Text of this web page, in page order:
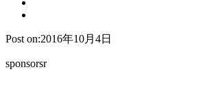
Post on:2016年10月4日
sponsorsr